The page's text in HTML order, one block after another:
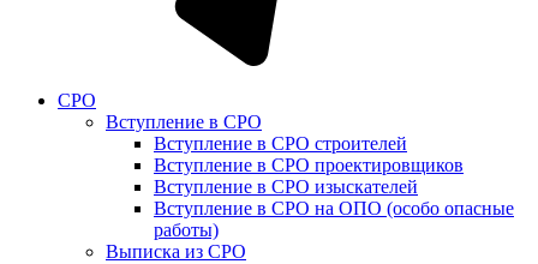
СРО
Вступление в СРО
Вступление в СРО строителей
Вступление в СРО проектировщиков
Вступление в СРО изыскателей
Вступление в СРО на ОПО (особо опасные
работы)
Выписка из СРО